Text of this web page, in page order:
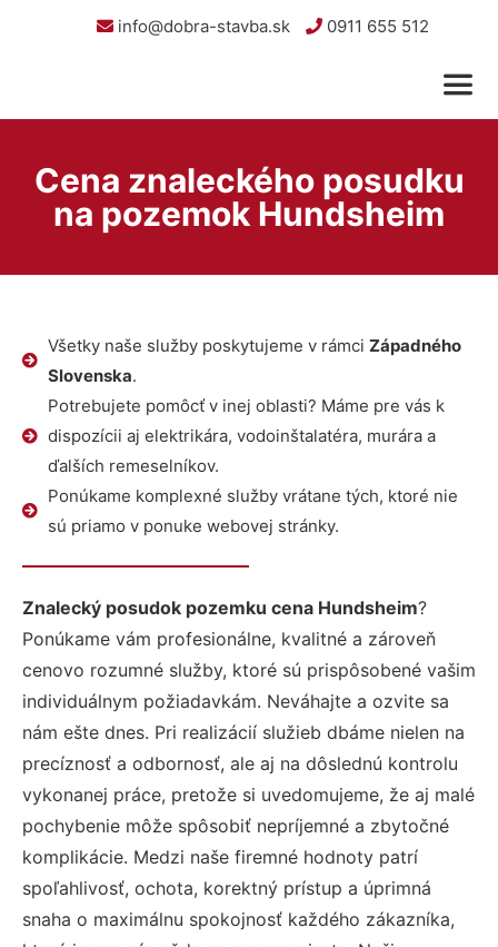
info@dobra-stavba.sk 0911 655 512
Cena znaleckého posudku
na pozemok Hundsheim
Všetky naše služby poskytujeme v rámci Západného
Slovenska.
Potrebujete pomôcť v inej oblasti? Máme pre vás k
dispozícii aj elektrikára, vodoinštalatéra, murára a
ďalších remeselníkov.
Ponúkame komplexné služby vrátane tých, ktoré nie
sú priamo v ponuke webovej stránky.
Znalecký posudok pozemku cena Hundsheim?
Ponúkame vám profesionálne, kvalitné a zároveň
cenovo rozumné služby, ktoré sú prispôsobené vašim
individuálnym požiadavkám. Neváhajte a ozvite sa
nám ešte dnes. Pri realizácií služieb dbáme nielen na
precíznosť a odbornosť, ale aj na dôslednú kontrolu
vykonanej práce, pretože si uvedomujeme, že aj malé
pochybenie môže spôsobiť nepríjemné a zbytočné
komplikácie. Medzi naše firemné hodnoty patrí
spoľahlivosť, ochota, korektný prístup a úprimná
snaha o maximálnu spokojnosť každého zákazníka,